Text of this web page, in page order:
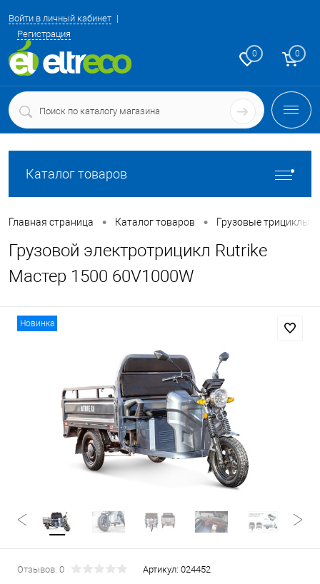
Войти в личный кабинет
Регистрация
0 0
Каталог товаров
Главная страница • Каталог товаров • Грузовые трициклы
Грузовой электротрицикл Rutrike
Мастер 1500 60V1000W
Новинка
Отзывов: 0 Артикул: 024452